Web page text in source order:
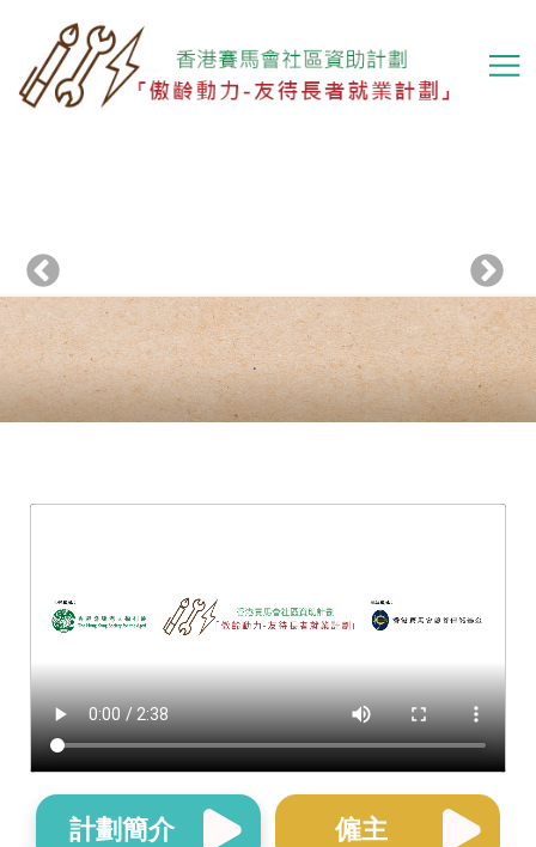
主
內
下一頁
計劃簡介 僱主